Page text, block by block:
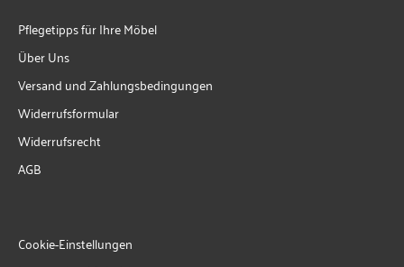
Pflegetipps für Ihre Möbel
Über Uns
Versand und Zahlungsbedingungen
Widerrufsformular
Widerrufsrecht
AGB
Cookie-Einstellungen